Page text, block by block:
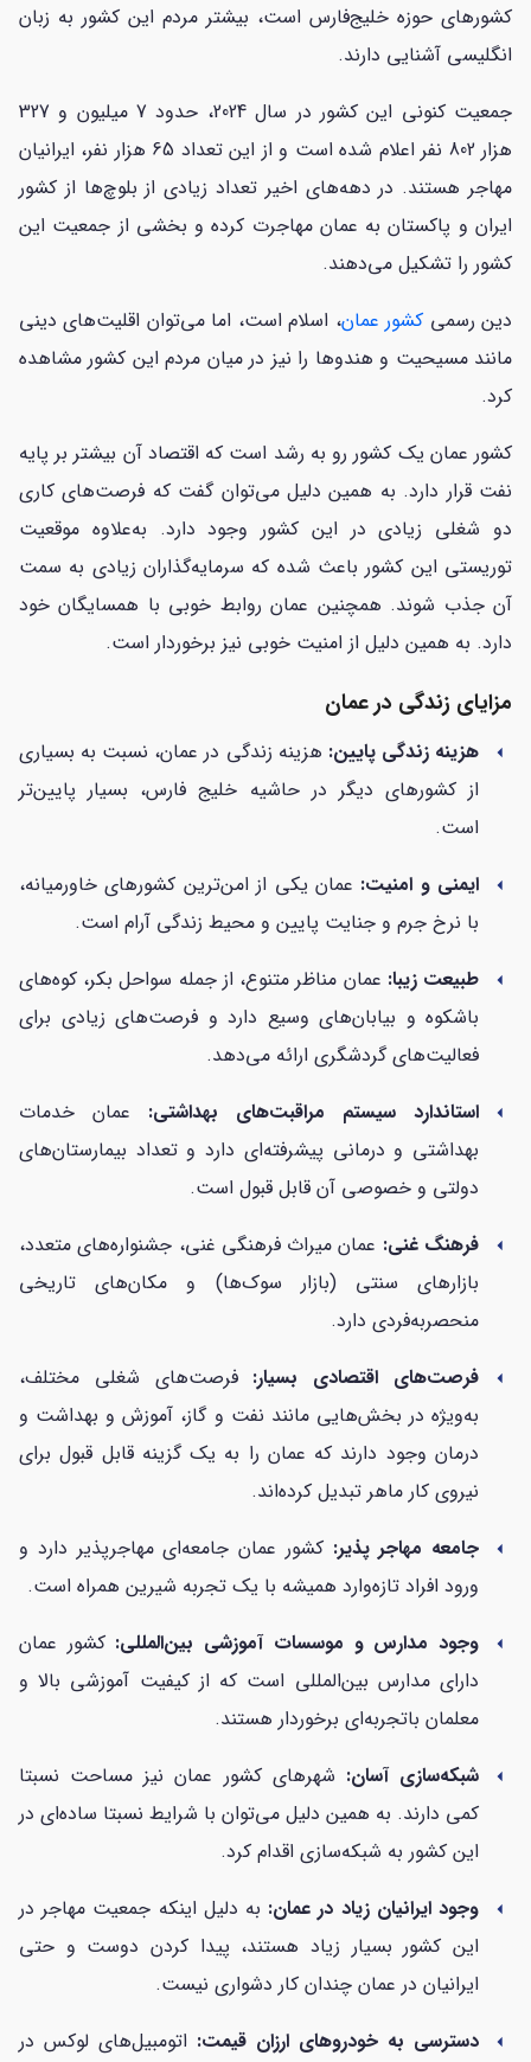
کشورهای حوزه خلیج‌فارس است، بیشتر مردم این کشور به زبان
انگلیسی آشنایی دارند.
جمعیت کنونی این کشور در سال 2024، حدود 7 میلیون و 327
هزار 802 نفر اعلام شده است و از این تعداد 65 هزار نفر، ایرانیان
مهاجر هستند. در دهه‌های اخیر تعداد زیادی از بلوچ‌ها از کشور
ایران و پاکستان به عمان مهاجرت کرده و بخشی از جمعیت این
کشور را تشکیل می‌دهند.
دین رسمی کشور عمان، اسلام است، اما می‌توان اقلیت‌های دینی
مانند مسیحیت و هندوها را نیز در میان مردم این کشور مشاهده
کرد.
کشور عمان یک کشور رو به رشد است که اقتصاد آن بیشتر بر پایه
نفت قرار دارد. به همین دلیل می‌توان گفت که فرصت‌های کاری
دو شغلی زیادی در این کشور وجود دارد. به‌علاوه موقعیت
توریستی این کشور باعث شده که سرمایه‌گذاران زیادی به سمت
آن جذب شوند. همچنین عمان روابط خوبی با همسایگان خود
دارد. به همین دلیل از امنیت خوبی نیز برخوردار است.
مزایای زندگی در عمان
arrow_left هزینه زندگی پایین: هزینه زندگی در عمان، نسبت به بسیاری
از کشورهای دیگر در حاشیه خلیج فارس، بسیار پایین‌تر
است.
arrow_left ایمنی و امنیت: عمان یکی از امن‌ترین کشورهای خاورمیانه،
با نرخ جرم و جنایت پایین و محیط زندگی آرام است.
arrow_left طبیعت زیبا: عمان مناظر متنوع، از جمله سواحل بکر، کوه‌های
باشکوه و بیابان‌های وسیع دارد و فرصت‌های زیادی برای
فعالیت‌های گردشگری ارائه می‌دهد.
arrow_left استاندارد سیستم مراقبت‌های بهداشتی: عمان خدمات
بهداشتی و درمانی پیشرفته‌ای دارد و تعداد بیمارستان‌های
دولتی و خصوصی آن قابل قبول است.
arrow_left فرهنگ غنی: عمان میراث فرهنگی غنی، جشنواره‌های متعدد،
بازارهای سنتی (بازار سوک‌ها) و مکان‌های تاریخی
منحصربه‌فردی دارد.
arrow_left فرصت‌های اقتصادی بسیار: فرصت‌های شغلی مختلف،
به‌ویژه در بخش‌هایی مانند نفت و گاز، آموزش و بهداشت و
درمان وجود دارند که عمان را به یک گزینه قابل قبول برای
نیروی کار ماهر تبدیل کرده‌اند.
arrow_left جامعه مهاجر پذیر: کشور عمان جامعه‌ای مهاجرپذیر دارد و
ورود افراد تازه‌وارد همیشه با یک تجربه شیرین همراه است.
arrow_left وجود مدارس و موسسات آموزشی بین‌المللی: کشور عمان
دارای مدارس بین‌المللی است که از کیفیت آموزشی بالا و
معلمان باتجربه‌ای برخوردار هستند.
arrow_left شبکه‌سازی آسان: شهرهای کشور عمان نیز مساحت نسبتا
کمی دارند. به همین دلیل می‌توان با شرایط نسبتا ساده‌ای در
این کشور به شبکه‌سازی اقدام کرد.
arrow_left وجود ایرانیان زیاد در عمان: به دلیل اینکه جمعیت مهاجر در
این کشور بسیار زیاد هستند، پیدا کردن دوست و حتی
ایرانیان در عمان چندان کار دشواری نیست.
arrow_left دسترسی به خودروهای ارزان قیمت: اتومبیل‌های لوکس در